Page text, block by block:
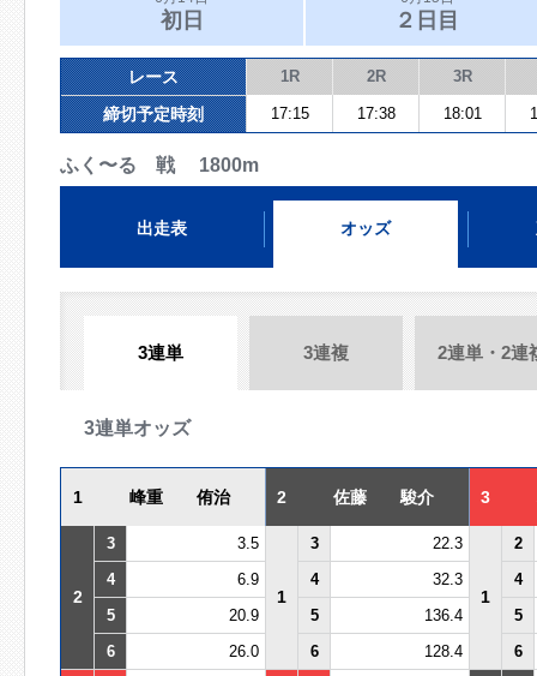
初日 ２日目
レース 1R 2R 3R
締切予定時刻 17:15 17:38 18:01
ふく〜る 戦 1800m
出走表 オッズ
3連単 3連複 2連単・2連
3連単オッズ
1 峰重 侑治 2 佐藤 駿介 3
2
3 3.5
1
3 22.3
1
2
4
6.9 4 32.3
4
5
20.9 5 136.4
5
6
26.0 6 128.4 6